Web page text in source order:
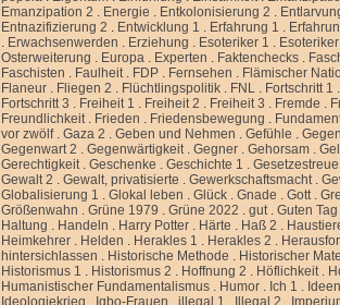
Emanzipation 2 . Energie . Entkolonisierung 2 .
Entnazifizierung 2 . Entwicklung 1 . Erfahrung 1 .
. Erwachsenwerden . Erziehung . Esoteriker 1 .
Osterweiterung . Europa . Experten . Faktenchecks .
Faschisten . Faulheit. FDP . Fernsehen . Flämischer
Flaneur . Fliegen 2 . Flüchtlingspolitik . FNL . Fortschritt 1 .
Fortschritt 3 . Freiheit 1 . Freiheit 2 . Freiheit 3 . Fremde .
Freundlichkeit. Frieden . Friedensbewegung .
vor zwölf.Gaza 2 .Geben und Nehmen .Gefühle .
Gegenwart 2 .Gegenwärtigkeit.Gegner .Gehorsam .
Gerechtigkeit.Geschenke .Geschichte 1 .Gesetzestreue
Gewalt 2 .Gewalt, privatisierte .Gewerkschaftsmacht.
Globalisierung 1 .Glokal leben .Glück .Gnade .Gott.
Größenwahn .Grüne 1979 .Grüne 2022 .gut.Guten Tag
Haltung . Handeln . Harry Potter . Härte . Haß 2 .
Heimkehrer . Helden . Herakles 1 . Herakles 2 .
hintersichlassen . Historische Methode . Historischer
Historismus 1 . Historismus 2 . Hoffnung 2 . Höflichkeit.
Humanistischer Fundamentalismus . Humor . Ich 1 .
Ideologiekrieg . Igbo-Frauen .illegal 1 . Illegal 2 .